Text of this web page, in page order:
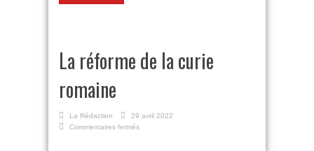
La réforme de la curie
romaine
La Rédaction
29 avril 2022
Commentaires fermés